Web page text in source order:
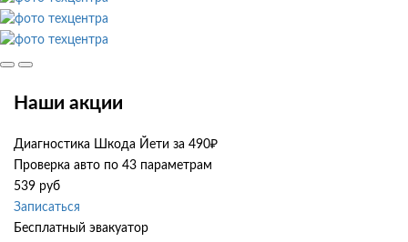
Наши акции
Диагностика Шкода Йети за 490₽
Проверка авто по 43 параметрам
539 руб
Записаться
Бесплатный эвакуатор